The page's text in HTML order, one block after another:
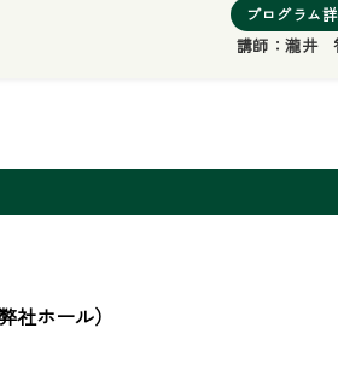
プログラム
講師：瀧井
社ホール）